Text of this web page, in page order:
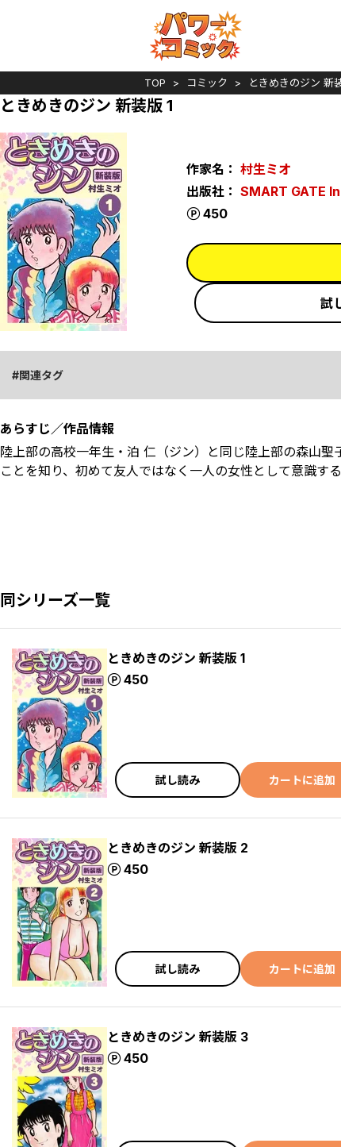
TOP コミック ときめきのジン 新
ときめきのジン 新装版 1
作家名： 村生ミオ
出版社： SMART GATE
450
試
関連タグ
あらすじ／作品情報
陸上部の高校一年生・泊 仁（ジン）と同じ陸上部の森山
ことを知り、初めて友人ではなく一人の女性として意識
同シリーズ一覧
ときめきのジン 新装版 1
450
ポイント
試し読み カートに追加
ときめきのジン 新装版 2
450
ポイント
試し読み カートに追加
ときめきのジン 新装版 3
450
ポイント